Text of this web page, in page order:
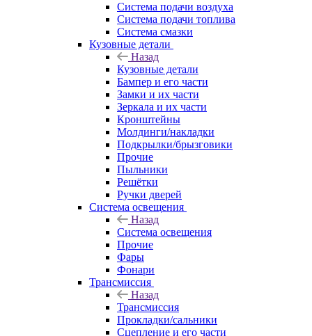
Система подачи воздуха
Система подачи топлива
Система смазки
Кузовные детали
Назад
Кузовные детали
Бампер и его части
Замки и их части
Зеркала и их части
Кронштейны
Молдинги/накладки
Подкрылки/брызговики
Прочие
Пыльники
Решётки
Ручки дверей
Система освещения
Назад
Система освещения
Прочие
Фары
Фонари
Трансмиссия
Назад
Трансмиссия
Прокладки/сальники
Сцепление и его части